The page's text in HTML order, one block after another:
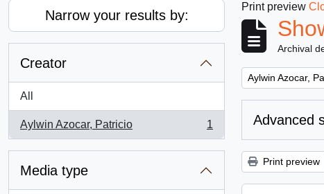
Narrow your results by:
Creator
All
Aylwin Azocar, Patricio
, 1 results
1
Media type
Print preview
Archival
Remove filter:
Aylwin Azocar,
Advanced
Print preview